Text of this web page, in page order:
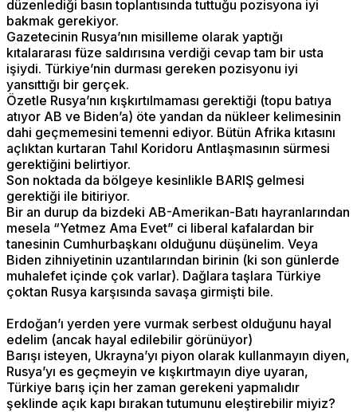
düzenlediği basın toplantısında tuttuğu pozisyona iyi
bakmak gerekiyor.
Gazetecinin Rusya’nın misilleme olarak yaptığı
kıtalararası füze saldırısına verdiği cevap tam bir usta
işiydi. Türkiye’nin durması gereken pozisyonu iyi
yansıttığı bir gerçek.
Özetle Rusya’nın kışkırtılmaması gerektiği (topu batıya
atıyor AB ve Biden’a) öte yandan da nükleer kelimesinin
dahi geçmemesini temenni ediyor. Bütün Afrika kıtasını
açlıktan kurtaran Tahıl Koridoru Antlaşmasının sürmesi
gerektiğini belirtiyor.
Son noktada da bölgeye kesinlikle BARIŞ gelmesi
gerektiği ile bitiriyor.
Bir an durup da bizdeki AB-Amerikan-Batı hayranlarından
mesela “Yetmez Ama Evet” ci liberal kafalardan bir
tanesinin Cumhurbaşkanı olduğunu düşünelim. Veya
Biden zihniyetinin uzantılarından birinin (ki son günlerde
muhalefet içinde çok varlar). Dağlara taşlara Türkiye
çoktan Rusya karşısında savaşa girmişti bile.
Erdoğan’ı yerden yere vurmak serbest olduğunu hayal
edelim (ancak hayal edilebilir görünüyor)
Barışı isteyen, Ukrayna’yı piyon olarak kullanmayın diyen,
Rusya’yı es geçmeyin ve kışkırtmayın diye uyaran,
Türkiye barış için her zaman gerekeni yapmalıdır
şeklinde açık kapı bırakan tutumunu eleştirebilir miyiz?